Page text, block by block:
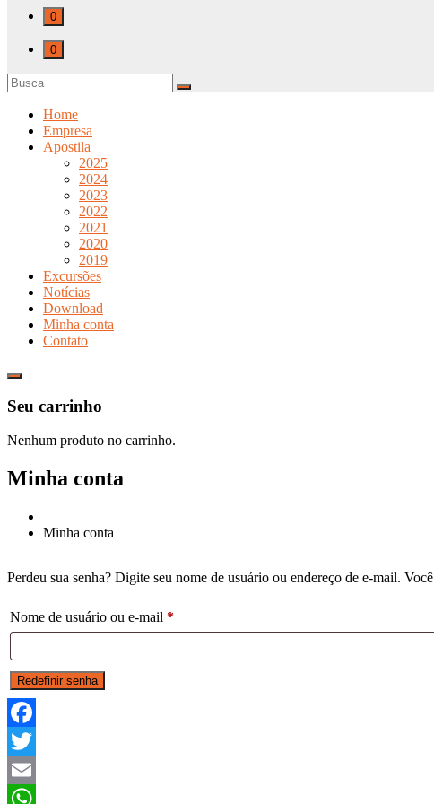
0
0
Home
Empresa
Apostila
2025
2024
2023
2022
2021
2020
2019
Excursões
Notícias
Download
Minha conta
Contato
Seu carrinho
Nenhum produto no carrinho.
Minha conta
Minha conta
Perdeu sua senha? Digite seu nome de usuário ou endereço de e-mail.
Nome de usuário ou e-mail *Obrigatório
Redefinir senha
Facebook
Twitter
Email